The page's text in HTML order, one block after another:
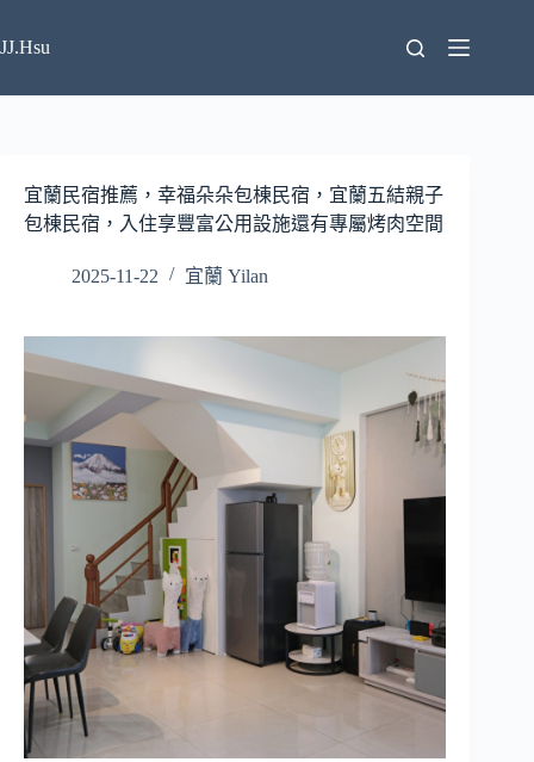
至
要
JJ.Hsu
宜蘭民宿推薦，幸福朵朵包棟民宿，宜蘭五結親子
包棟民宿，入住享豐富公用設施還有專屬烤肉空間
2025-11-22 宜蘭 Yilan